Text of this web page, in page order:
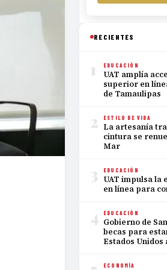
RECIENTES
1 EDUCACIÓN
UAT amplía
superior en
de Tamaulipas
2 ESTILO DE VIDA
La artesanía
cintura se
Mar
3 EDUCACIÓN
UAT impulsa la
en línea para
4 EDUCACIÓN
Gobierno de
becas para
Estados Unidos
ECONOMÍA